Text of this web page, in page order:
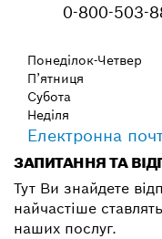
0-800-503-
Понеділок-Четвер
П’ятниця
Субота
Неділя
Електронна
ЗАПИТАННЯ ТА
Тут Ви знайдете
найчастіше
наших послуг.